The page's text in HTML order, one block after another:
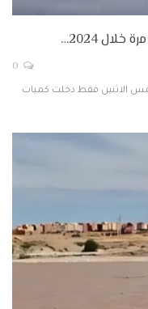
أمس الاثنين فقط دخلت كميات